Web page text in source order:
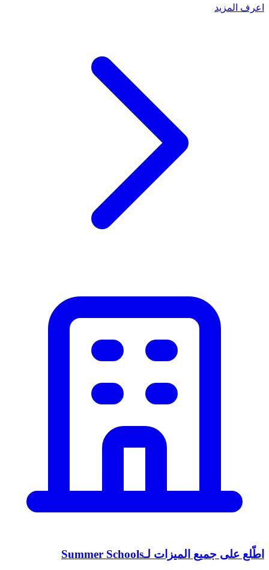
اعرف المزيد
اطّلع على جميع الميزات لـSummer Schools